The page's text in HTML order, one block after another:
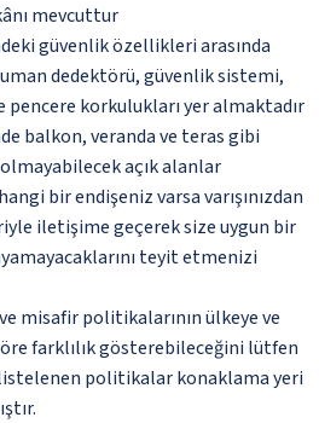
mevcuttur
güvenlik özellikleri arasında
dedektörü, güvenlik sistemi,
pencere korkulukları yer almaktadır
balkon, veranda ve teras gibi
açık alanlar
bir endişeniz varsa varışınızdan
iletişime geçerek size uygun bir
teyit etmenizi
misafir politikalarının ülkeye ve
farklılık gösterebileceğini lütfen
politikalar konaklama yeri